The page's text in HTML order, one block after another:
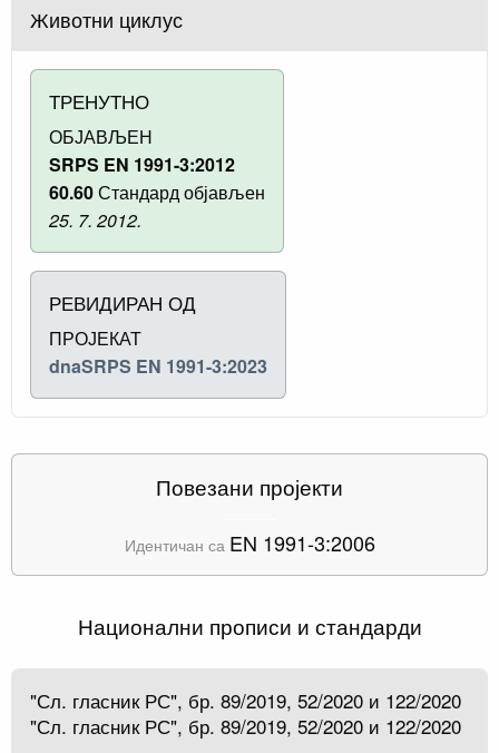
Животни циклус
ТРЕНУТНО
ОБЈАВЉЕН
SRPS EN 1991-3:2012
60.60Стандард објављен
25. 7. 2012.
РЕВИДИРАН ОД
ПРОЈЕКАТ
dnaSRPS EN 1991-3:2023
Повезани пројекти
Идентичан са EN 1991-3:2006
Национални прописи и стандарди
"Сл. гласник РС", бр. 89/2019, 52/2020 и 122/2020
"Сл. гласник РС", бр. 89/2019, 52/2020 и 122/2020